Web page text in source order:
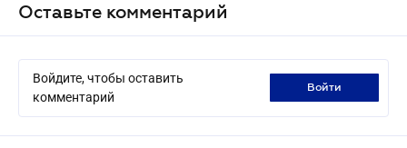
Оставьте комментарий
Войдите, чтобы оставить
комментарий
войти